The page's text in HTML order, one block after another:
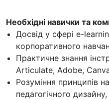
Необхідні навички та
Досвід у сфері e-
корпоративного
Практичне знання
Articulate, Adobe,
Розуміння принципів
педагогічного